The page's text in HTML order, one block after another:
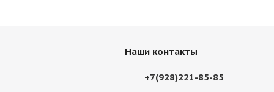
Наши контакты
+7(928)221-85-85